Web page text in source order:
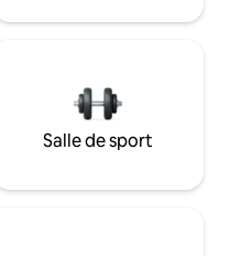
Salle de sport